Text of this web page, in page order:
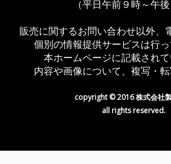
（平日午前９時～午後
販売に関するお問い合わせ以外、
個別の情報提供サービスは行っ
本ホームページに記載され
内容や画像について、複写・転
copyright © 2016 株式会社
all rights reserved.